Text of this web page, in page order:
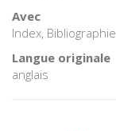
Avec
Index, Bibliographie
Langue originale
anglais